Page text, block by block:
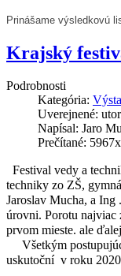
Prinášame výsledkovú
Krajský
Podrobnosti
Kategória:
Uverejnené:
Napísal: Jaro
Prečítané: 5967x
Festival vedy a
techniky zo ZŠ,
Jaroslav Mucha, a
úrovni. Porotu najviac
prvom mieste. ale
Všetkým
uskutoční  v roku